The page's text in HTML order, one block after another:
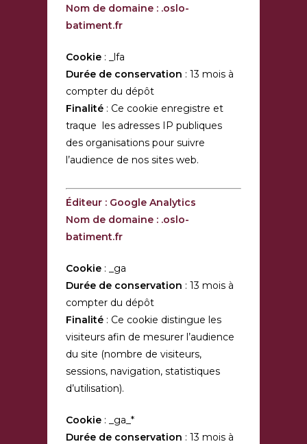
Nom de domaine : .oslo-
batiment.fr
Cookie : _lfa
Durée de conservation : 13 mois à
compter du dépôt
Finalité : Ce cookie enregistre et
traque les adresses IP publiques
des organisations pour suivre
l’audience de nos sites web.
Éditeur : Google Analytics
Nom de domaine : .oslo-
batiment.fr
Cookie : _ga
Durée de conservation : 13 mois à
compter du dépôt
Finalité : Ce cookie distingue les
visiteurs afin de mesurer l’audience
du site (nombre de visiteurs,
sessions, navigation, statistiques
d’utilisation).
Cookie : _ga_*
Durée de conservation : 13 mois à